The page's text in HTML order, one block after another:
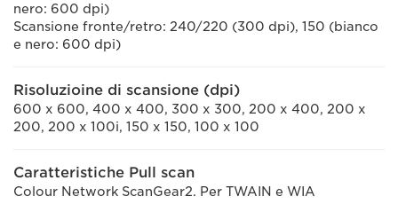
nero: 600 dpi)
Scansione fronte/retro: 240/220 (300 dpi), 150 (bianco
e nero: 600 dpi)
Risoluzioine di scansione (dpi)
600 x 600, 400 x 400, 300 x 300, 200 x 400, 200 x
200, 200 x 100i, 150 x 150, 100 x 100
Caratteristiche Pull scan
Colour Network ScanGear2. Per TWAIN e WIA